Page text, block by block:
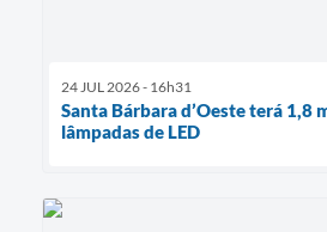
24 JUL 2026 - 16h31
Santa Bárbara d’Oeste terá 1,8
lâmpadas de LED